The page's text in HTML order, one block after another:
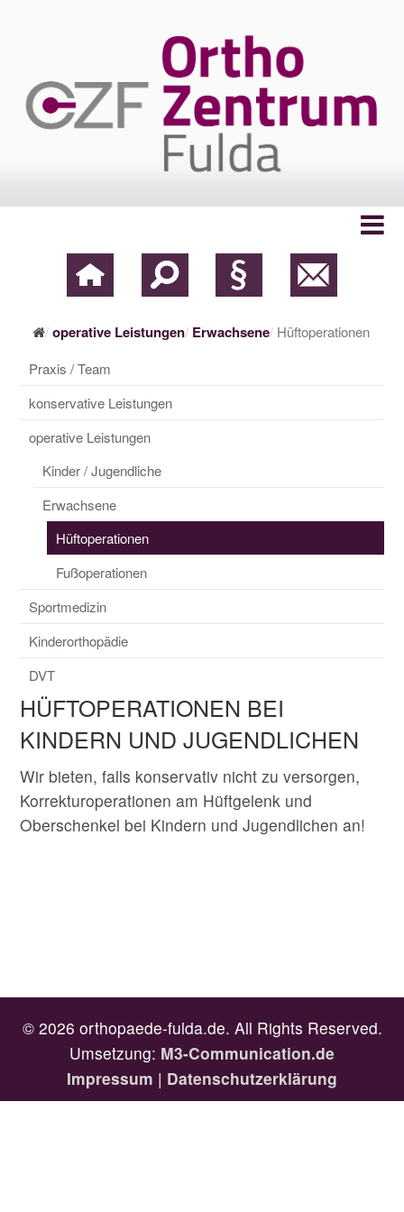
operative Leistungen Erwachsene Hüftoperationen
Praxis / Team
konservative Leistungen
operative Leistungen
Kinder / Jugendliche
Erwachsene
Hüftoperationen
Fußoperationen
Sportmedizin
Kinderorthopädie
DVT
HÜFTOPERATIONEN BEI
KINDERN UND JUGENDLICHEN
Wir bieten, falls konservativ nicht zu versorgen,
Korrekturoperationen am Hüftgelenk und
Oberschenkel bei Kindern und Jugendlichen an!
© 2026 orthopaede-fulda.de. All Rights Reserved.
Umsetzung: M3-Communication.de
Impressum | Datenschutzerklärung